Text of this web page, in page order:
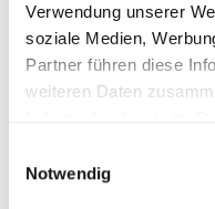
Verwendung unserer
soziale Medien,
Partner führen diese
weiteren Daten
Notwendig
Technische
Hinweis zur
Verarbeitung